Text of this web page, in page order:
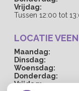
Vrijdag:
Tussen 12:00 tot
LOCATIE VEEN
Maandag:
Dinsdag:
Woensdag:
Donderdag:
Vrijdag: